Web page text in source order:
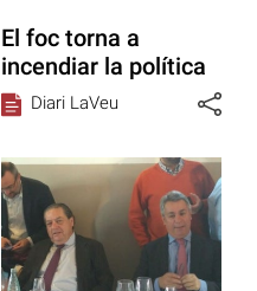
El foc torna a
incendiar la política
Diari LaVeu